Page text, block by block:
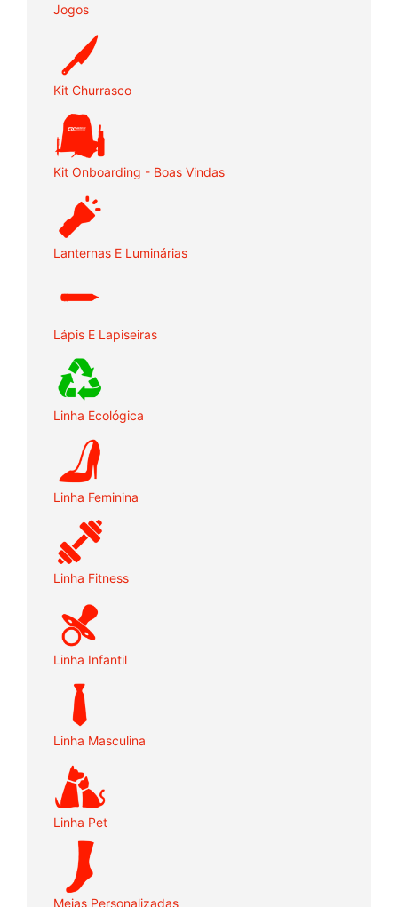
Jogos
Kit Churrasco
Kit Onboarding - Boas Vindas
Lanternas E Luminárias
Lápis E Lapiseiras
Linha Ecológica
Linha Feminina
Linha Fitness
Linha Infantil
Linha Masculina
Linha Pet
Meias Personalizadas